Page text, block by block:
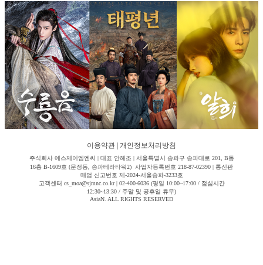
이용약관 개인정보처리방침
주식회사 에스제이엠엔씨 | 대표 안해조 | 서울특별시 송파구 송파대로 201, B동
16층 B-1609호 (문정동, 송파테라타워2) 사업자등록번호 218-87-02390 | 통신판
매업 신고번호 제-2024-서울송파-3233호
고객센터 cs_moa@sjmnc.co.kr | 02-400-6036 (평일 10:00~17:00 / 점심시간
12:30~13:30 / 주말 및 공휴일 휴무)
AsiaN. ALL RIGHTS RESERVED